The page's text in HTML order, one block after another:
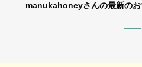
manukahoneyさんの最新のお